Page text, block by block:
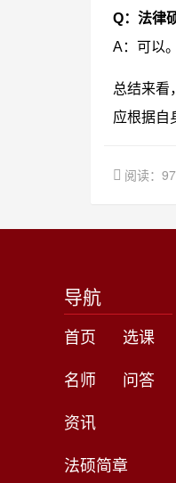
Q：法律
A：可以
总结来看，
应根据自
阅读：
导航
首页
选课
名师
问答
资讯
法硕简章